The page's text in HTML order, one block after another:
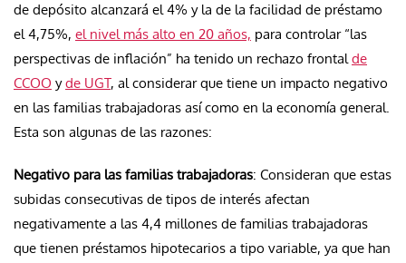
de depósito alcanzará el 4% y la de la facilidad de préstamo
el 4,75%, el nivel más alto en 20 años, para controlar “las
perspectivas de inflación” ha tenido un rechazo frontalde
CCOO yde UGT, al considerar que tiene un impacto negativo
en las familias trabajadoras así como en la economía general.
Esta son algunas de las razones:
Negativo para las familias trabajadoras: Consideran que estas
subidas consecutivas de tipos de interés afectan
negativamente a las 4,4 millones de familias trabajadoras
que tienen préstamos hipotecarios a tipo variable, ya que han